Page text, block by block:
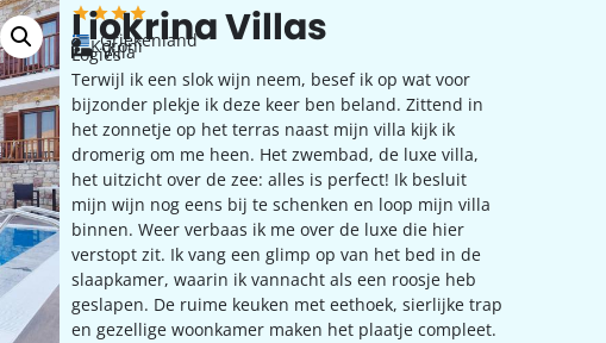
Liokrina Villas
Griekenland
Koroni
Villa
Logies
Terwijl ik een slok wijn neem, besef ik op wat voor
bijzonder plekje ik deze keer ben beland. Zittend in
het zonnetje op het terras naast mijn villa kijk ik
dromerig om me heen. Het zwembad, de luxe villa,
het uitzicht over de zee: alles is perfect! Ik besluit
mijn wijn nog eens bij te schenken en loop mijn villa
binnen. Weer verbaas ik me over de luxe die hier
verstopt zit. Ik vang een glimp op van het bed in de
slaapkamer, waarin ik vannacht als een roosje heb
geslapen. De ruime keuken met eethoek, sierlijke trap
en gezellige woonkamer maken het plaatje compleet.